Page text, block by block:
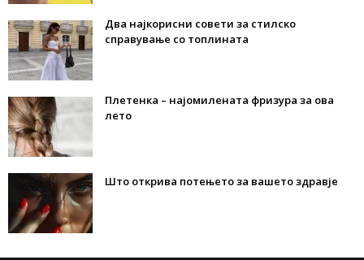
Два најкорисни совети за стилско
справување со топлината
Плетенка – најомилената фризура за ова
лето
Што открива потењето за вашето здравје